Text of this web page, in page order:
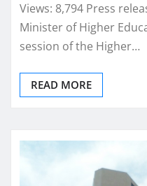
Views: 8,794 Press
Minister of Higher
session of the Higher…
READ MORE